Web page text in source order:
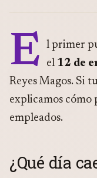
E
l primer
el 12 de
Reyes Magos. Si
explicamos cómo
empleados.
¿Qué día